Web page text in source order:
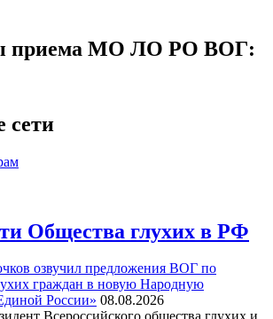
приема МО ЛО РО ВОГ:
сети
Общества глухих в РФ
озвучил предложения ВОГ по
граждан в новую Народную
России» 08.08.2026